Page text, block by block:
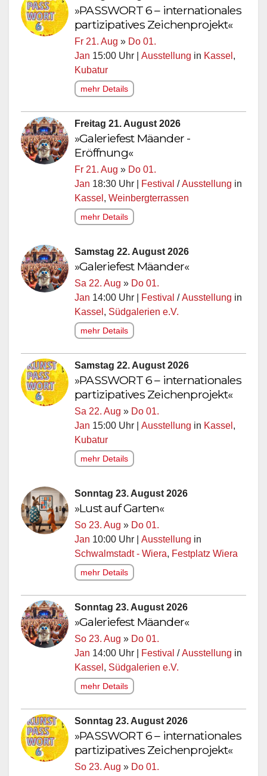
»PASSWORT 6 – internationales
partizipatives Zeichenprojekt«
Fr 21. Aug » Do 01.
Jan 15:00 Uhr | Ausstellung in Kassel ,
Kubatur
mehr Details
Freitag 21. August 2026
»Galeriefest Mäander -
Eröffnung«
Fr 21. Aug » Do 01.
Jan 18:30 Uhr | Festival /Ausstellung in
Kassel , Weinbergterrassen
mehr Details
Samstag 22. August 2026
»Galeriefest Mäander«
Sa 22. Aug » Do 01.
Jan 14:00 Uhr | Festival /Ausstellung in
Kassel , Südgalerien e.V.
mehr Details
Samstag 22. August 2026
»PASSWORT 6 – internationales
partizipatives Zeichenprojekt«
Sa 22. Aug » Do 01.
Jan 15:00 Uhr | Ausstellung in Kassel ,
Kubatur
mehr Details
Sonntag 23. August 2026
»Lust auf Garten«
So 23. Aug » Do 01.
Jan 10:00 Uhr | Ausstellung in
Schwalmstadt - Wiera, Festplatz Wiera
mehr Details
Sonntag 23. August 2026
»Galeriefest Mäander«
So 23. Aug » Do 01.
Jan 14:00 Uhr | Festival /Ausstellung in
Kassel , Südgalerien e.V.
mehr Details
Sonntag 23. August 2026
»PASSWORT 6 – internationales
partizipatives Zeichenprojekt«
So 23. Aug » Do 01.